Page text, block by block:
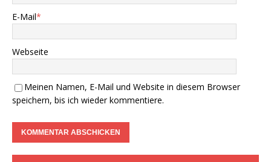
E-Mail*
Webseite
Meinen Namen, E-Mail und Website in diesem Browser
speichern, bis ich wieder kommentiere.